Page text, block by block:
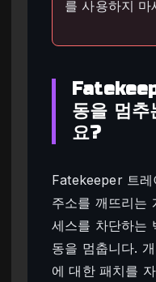
를 사용하지 마
동을 멈추
요?
Fatekeeper 트레
주소를 깨뜨리는
세스를 차단하는
동을 멈춥니다.
에 대한 패치를